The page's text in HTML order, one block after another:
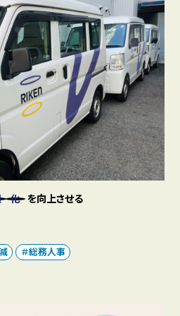
化 を向上させる
総務人事